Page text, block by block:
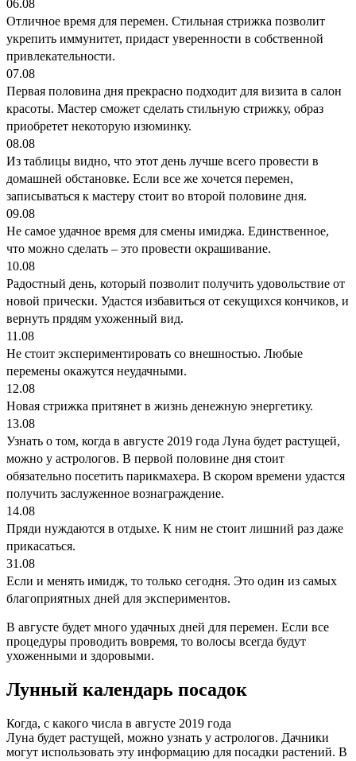
06.08
Отличное время для перемен. Стильная стрижка позволит
укрепить иммунитет, придаст уверенности в собственной
привлекательности.
07.08
Первая половина дня прекрасно подходит для визита в салон
красоты. Мастер сможет сделать стильную стрижку, образ
приобретет некоторую изюминку.
08.08
Из таблицы видно, что этот день лучше всего провести в
домашней обстановке. Если все же хочется перемен,
записываться к мастеру стоит во второй половине дня.
09.08
Не самое удачное время для смены имиджа. Единственное,
что можно сделать – это провести окрашивание.
10.08
Радостный день, который позволит получить удовольствие от
новой прически. Удастся избавиться от секущихся кончиков, и
вернуть прядям ухоженный вид.
11.08
Не стоит экспериментировать со внешностью. Любые
перемены окажутся неудачными.
12.08
Новая стрижка притянет в жизнь денежную энергетику.
13.08
Узнать о том, когда в августе 2019 года Луна будет растущей,
можно у астрологов. В первой половине дня стоит
обязательно посетить парикмахера. В скором времени удастся
получить заслуженное вознаграждение.
14.08
Пряди нуждаются в отдыхе. К ним не стоит лишний раз даже
прикасаться.
31.08
Если и менять имидж, то только сегодня. Это один из самых
благоприятных дней для экспериментов.
В августе будет много удачных дней для перемен. Если все
процедуры проводить вовремя, то волосы всегда будут
ухоженными и здоровыми.
Лунный календарь посадок
Когда, с какого числа в августе 2019 года
Луна будет растущей, можно узнать у астрологов. Дачники
могут использовать эту информацию для посадки растений. В